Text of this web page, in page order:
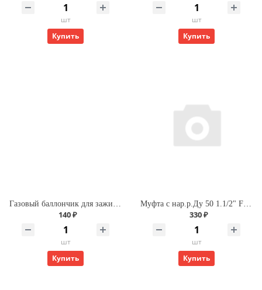
шт
Купить
шт
Купить
Газовый баллончик для зажиг. 210 мл Premium (Runis)
140 ₽
шт
Купить
Муфта с нар.р.Ду 50 1.1/2" FIRAT
330 ₽
шт
Купить